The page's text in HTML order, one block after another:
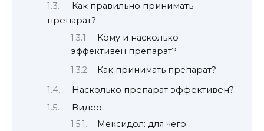
Как правильно принимать
препарат?
Кому и насколько
эффективен препарат?
Как принимать препарат?
Насколько препарат эффективен?
Видео:
Мексидол: для чего